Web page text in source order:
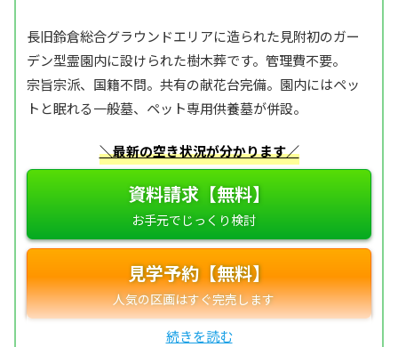
長旧鈴倉総合グラウンドエリアに造られた見附初のガー
デン型霊園内に設けられた樹木葬です。管理費不要。
宗旨宗派、国籍不問。共有の献花台完備。園内にはペッ
トと眠れる一般墓、ペット専用供養墓が併設。
＼最新の空き状況が分かります／
資料請求【無料】
見学予約【無料】